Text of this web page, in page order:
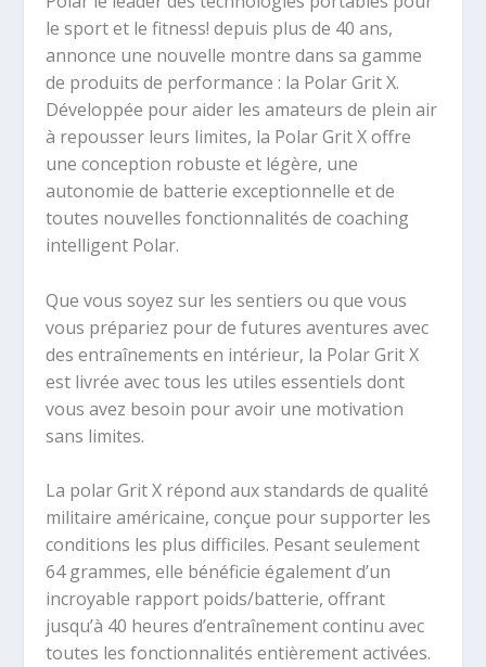
le sport et le fitness! depuis plus de 40 ans,
annonce une nouvelle montre dans sa gamme
de produits de performance : la Polar Grit X.
Développée pour aider les amateurs de plein air
à repousser leurs limites, la Polar Grit X offre
une conception robuste et légère, une
autonomie de batterie exceptionnelle et de
toutes nouvelles fonctionnalités de coaching
intelligent Polar.
Que vous soyez sur les sentiers ou que vous
vous prépariez pour de futures aventures avec
des entraînements en intérieur, la Polar Grit X
est livrée avec tous les utiles essentiels dont
vous avez besoin pour avoir une motivation
sans limites.
La polar Grit X répond aux standards de qualité
militaire américaine, conçue pour supporter les
conditions les plus difficiles. Pesant seulement
64 grammes, elle bénéficie également d’un
incroyable rapport poids/batterie, offrant
jusqu’à 40 heures d’entraînement continu avec
toutes les fonctionnalités entièrement activées.